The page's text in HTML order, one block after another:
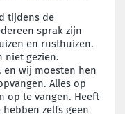
tijdens de
sprak zijn
en rusthuizen.
niet gezien.
en wij moesten hen
Alles op
op te vangen. Heeft
zelfs geen